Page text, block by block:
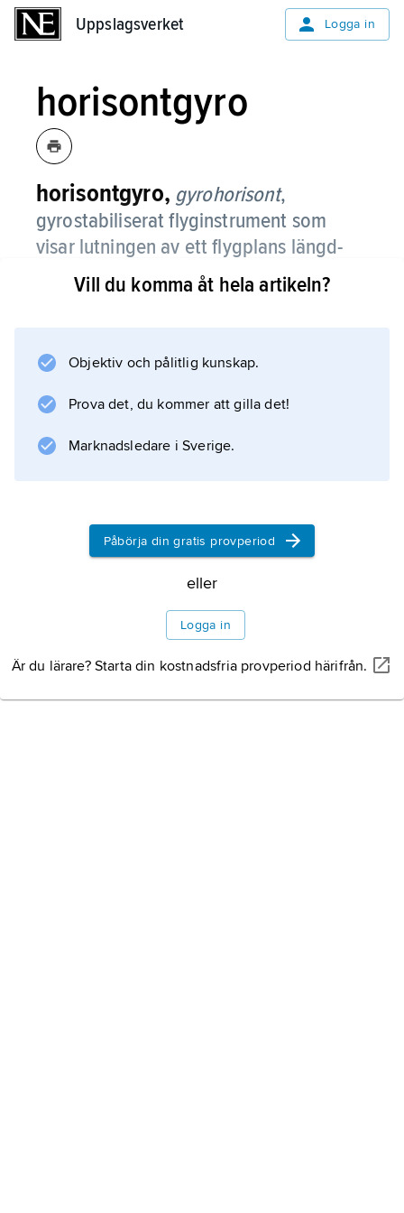
Uppslagsverket Logga in
horisontgyro
horisontgyro, gyrohorisont,
gyrostabiliserat flyginstrument som
visar lutningen av ett flygplans längd-
och tväraxlar i förhållande till
horisonten.
referenser, t.ex. i moln, och utnyttjades
Vill du komma åt hela artikeln?
Objektiv och pålitlig kunskap.
Prova det, du kommer att gilla det!
Marknadsledare i Sverige.
Påbörja din gratis provperiod
eller
Logga in
Är du lärare? Starta din kostnadsfria provperiod härifrån.